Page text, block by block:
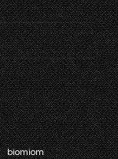
biomiom